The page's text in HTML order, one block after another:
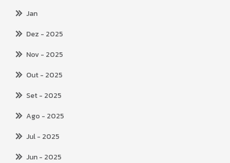
Jan
Dez - 2025
Nov- 2025
Out- 2025
Set- 2025
Ago - 2025
Jul- 2025
Jun- 2025